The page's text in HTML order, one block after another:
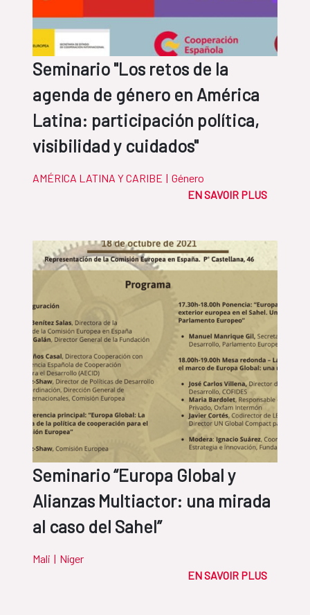
Seminario "Los retos de la
agenda de género en América
Latina: participación política,
visibilidad y cuidados"
AMÉRICA LATINA Y CARIBE | Género
EN SAVOIR PLUS
Seminario “Europa Global y
Alianzas Multiactor: una mirada
al caso del Sahel”
Mali | Níger
EN SAVOIR PLUS